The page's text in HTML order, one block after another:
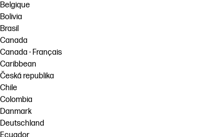
Belgique
Bolivia
Brasil
Canada
Canada - Français
Caribbean
Česká republika
Chile
Colombia
Danmark
Deutschland